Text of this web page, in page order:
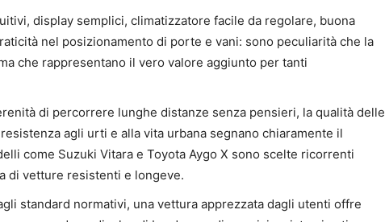
display semplici, climatizzatore facile da regolare, buona
nel posizionamento di porte e vani: sono peculiarità che la
che rappresentano il vero valore aggiunto per tanti
di percorrere lunghe distanze senza pensieri, la qualità delle
agli urti e alla vita urbana segnano chiaramente il
come Suzuki Vitara e Toyota Aygo X sono scelte ricorrenti
di vetture resistenti e longeve.
standard normativi, una vettura apprezzata dagli utenti offre